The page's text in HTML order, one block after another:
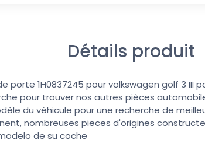
Détails produit
porte 1H0837245 pour volkswagen golf 3 III
pour trouver nos autres pièces
du véhicule pour une recherche de
nombreuses pieces d'origines
de su coche